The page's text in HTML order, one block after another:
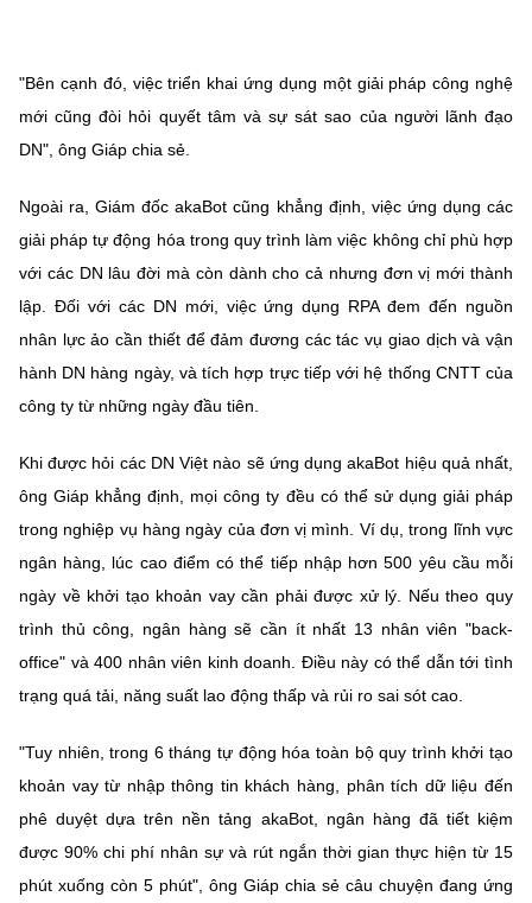
"Bên cạnh đó, việc triển khai ứng dụng một giải pháp công nghệ
mới cũng đòi hỏi quyết tâm và sự sát sao của người lãnh đạo
DN", ông Giáp chia sẻ.
Ngoài ra, Giám đốc akaBot cũng khẳng định, việc ứng dụng các
giải pháp tự động hóa trong quy trình làm việc không chỉ phù hợp
với các DN lâu đời mà còn dành cho cả nhưng đơn vị mới thành
lập. Đối với các DN mới, việc ứng dụng RPA đem đến nguồn
nhân lực ảo cần thiết để đảm đương các tác vụ giao dịch và vận
hành DN hàng ngày, và tích hợp trực tiếp với hệ thống CNTT của
công ty từ những ngày đầu tiên.
Khi được hỏi các DN Việt nào sẽ ứng dụng akaBot hiệu quả nhất,
ông Giáp khẳng định, mọi công ty đều có thể sử dụng giải pháp
trong nghiệp vụ hàng ngày của đơn vị mình. Ví dụ, trong lĩnh vực
ngân hàng, lúc cao điểm có thể tiếp nhập hơn 500 yêu cầu mỗi
ngày về khởi tạo khoản vay cần phải được xử lý. Nếu theo quy
trình thủ công, ngân hàng sẽ cần ít nhất 13 nhân viên "back-
office" và 400 nhân viên kinh doanh. Điều này có thể dẫn tới tình
trạng quá tải, năng suất lao động thấp và rủi ro sai sót cao.
"Tuy nhiên, trong 6 tháng tự động hóa toàn bộ quy trình khởi tạo
khoản vay từ nhập thông tin khách hàng, phân tích dữ liệu đến
phê duyệt dựa trên nền tảng akaBot, ngân hàng đã tiết kiệm
được 90% chi phí nhân sự và rút ngắn thời gian thực hiện từ 15
phút xuống còn 5 phút", ông Giáp chia sẻ câu chuyện đang ứng